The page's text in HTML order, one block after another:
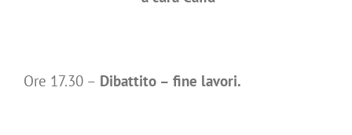
Ore 17.30 – Dibattito – fine lavori.